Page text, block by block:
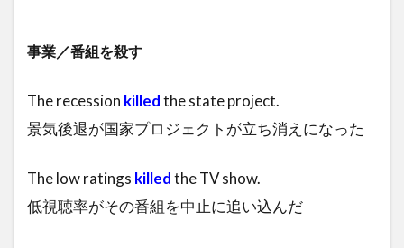
事業／番組を殺す
The recession killedthe state project.
景気後退が国家プロジェクトが立ち消えになった
The low ratings killedthe TV show.
低視聴率がその番組を中止に追い込んだ